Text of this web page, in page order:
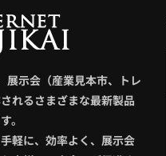
展示会（産業見本市、トレ
れるさまざまな最新製品
。
軽に、効率よく、展示会